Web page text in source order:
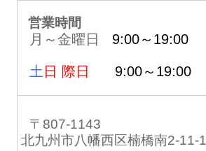
営業時間
月～金曜日 9:00～19:00
土 日 際日 9:00～19:00
〒807-1143
北九州市八幡西区楠橋南2-11-